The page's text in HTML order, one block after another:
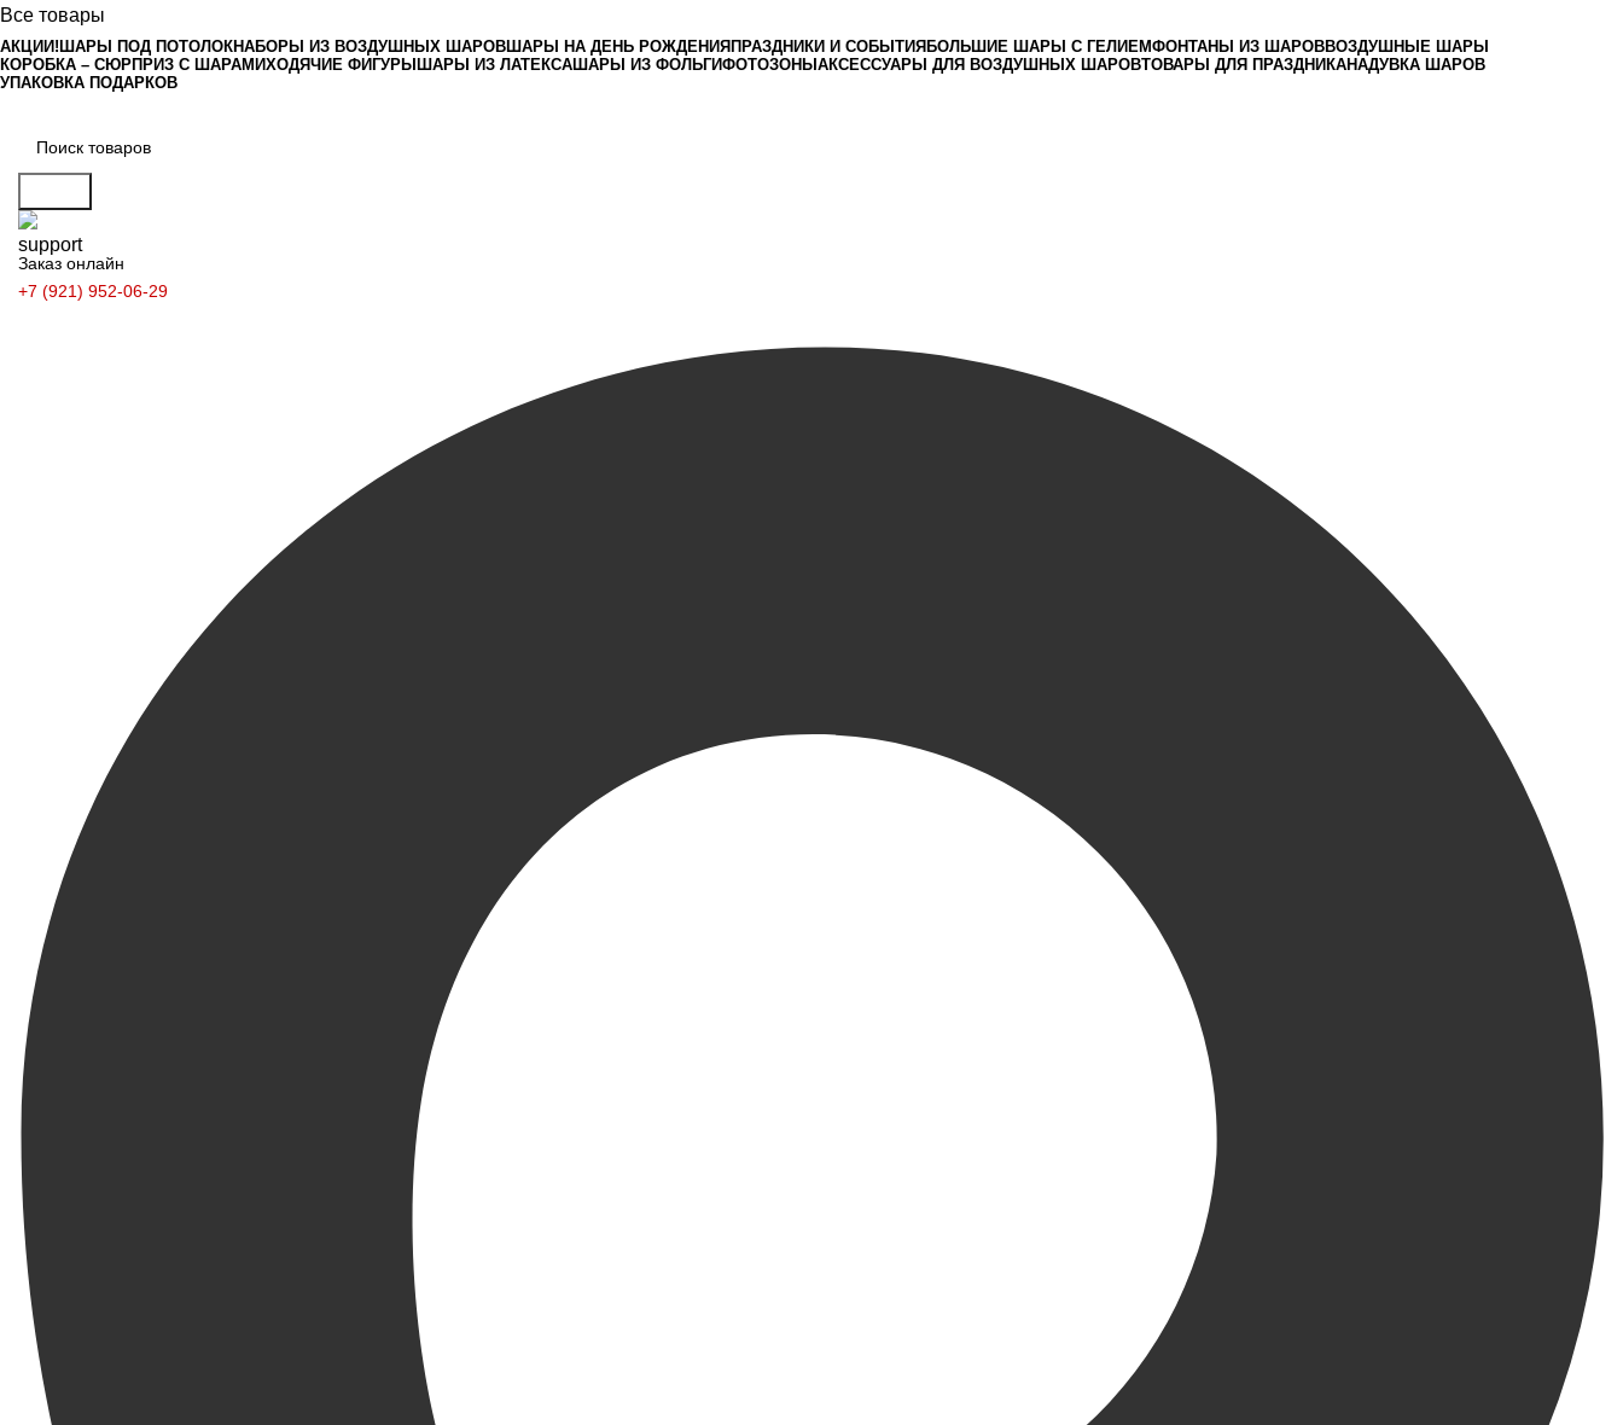
Все товары
АКЦИИ! ШАРЫ ПОД ПОТОЛОКНАБОРЫ ИЗ ВОЗДУШНЫХ ШАРОВШАРЫ НА ДЕНЬ РОЖДЕНИЯ ПРАЗДНИКИ И СОБЫТИЯ БОЛЬШИЕ ШАРЫ С ГЕЛИЕМФОНТАНЫ ИЗ ШАРОВВОЗДУШНЫЕ ШАРЫ
КОРОБКА – СЮРПРИЗ С ШАРАМИХОДЯЧИЕ ФИГУРЫ ШАРЫ ИЗ ЛАТЕКСАШАРЫ ИЗ ФОЛЬГИФОТОЗОНЫ АКСЕССУАРЫ ДЛЯ ВОЗДУШНЫХ ШАРОВТОВАРЫ ДЛЯ ПРАЗДНИКАНАДУВКА ШАРОВ
УПАКОВКА ПОДАРКОВ
Заказ онлайн
+7 (921) 952-06-29